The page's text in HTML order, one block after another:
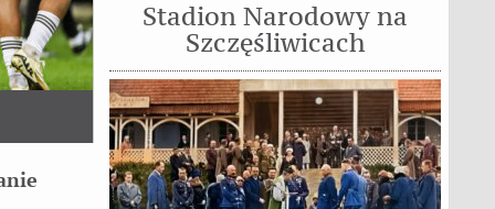
Stadion Narodowy na
Szczęśliwicach